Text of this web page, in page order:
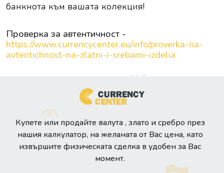
банкнота към вашата колекция!
Проверка за автентичност -
https://www.currencycenter.eu/info/proverka-na-
avtentichnost-na-zlatni-i-srebarni-izdelia
Купете или продайте валута , злато и сребро през
нашия калкулатор, на желаната от Вас цена, като
извършите физическата сделка в удобен за Вас
момент.